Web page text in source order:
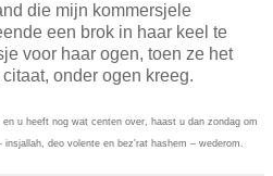
die mijn kommersjele
een brok in haar keel te
voor haar ogen, toen ze het
onder ogen kreeg.
u heeft nog wat centen over, haast u dan zondag om
deo volente en bez'rat hashem – wederom.